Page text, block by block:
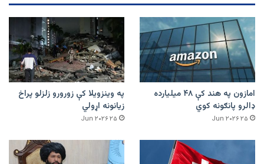
امازون په هند کې ۴۸ میلیارده
ډالرو پانګونه کوي
۲۵ Jun ۲۰۲۶
په وینزویلا کې زورورو زلزلو پراخ
زیانونه اړولي
۲۵ Jun ۲۰۲۶